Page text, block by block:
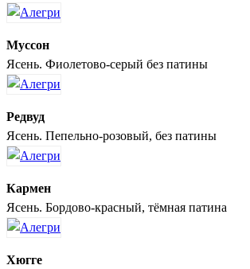
Муссон
Ясень. Фиолетово-серый без патины
Редвуд
Ясень. Пепельно-розовый, без патины
Кармен
Ясень. Бордово-красный, тёмная патина
Хюгге